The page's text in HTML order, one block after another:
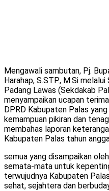
Mengawali sambutan, Pj.
Harahap, S.STP., M.Si
Padang Lawas (Sekdakab
menyampaikan ucapan
DPRD Kabupaten Palas
kemampuan pikiran dan
membahas laporan
Kabupaten Palas tahun
semua yang disampaikan
semata-mata untuk
terwujudnya Kabupaten
sehat, sejahtera dan